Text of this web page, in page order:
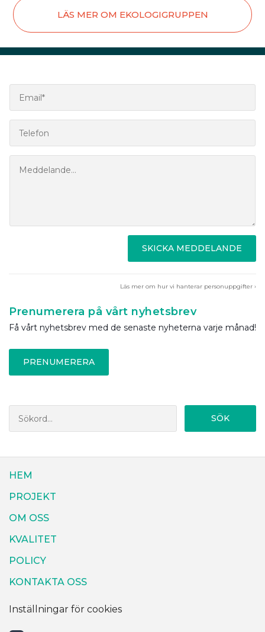
LÄS MER OM EKOLOGIGRUPPEN
SKICKA MEDDELANDE
Läs mer om hur vi hanterar personuppgifter ›
Prenumerera på vårt nyhetsbrev
Få vårt nyhetsbrev med de senaste nyheterna varje månad!
PRENUMERERA
SÖK
HEM
PROJEKT
OM OSS
KVALITET
POLICY
KONTAKTA OSS
Inställningar för cookies